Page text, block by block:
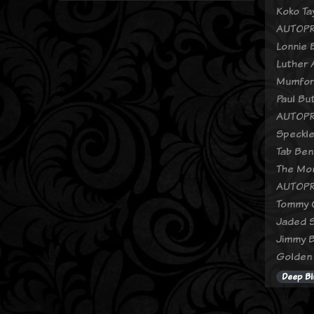
Koko
Lonnie
Luther
Paul
Tab
The
Tommy
Jaded
Jimmy
Golden
Deep